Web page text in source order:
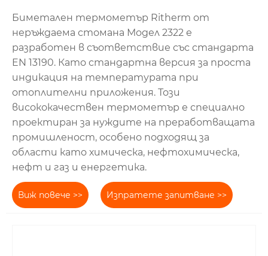
Биметален термометър Ritherm от
неръждаема стомана Модел 2322 е
разработен в съответствие със стандарта
EN 13190. Като стандартна версия за проста
индикация на температурата при
отоплителни приложения. Този
висококачествен термометър е специално
проектиран за нуждите на преработващата
промишленост, особено подходящ за
области като химическа, нефтохимическа,
нефт и газ и енергетика.
Виж повече >> Изпратете запитване >>